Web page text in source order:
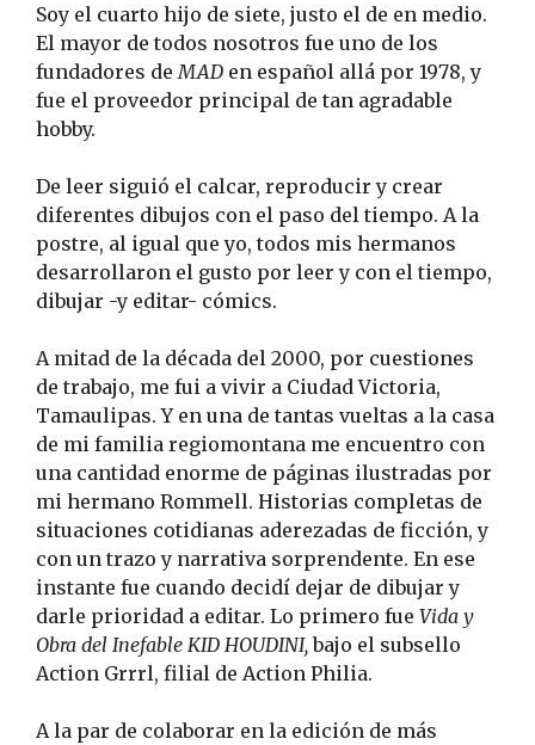
Soy el cuarto hijo de siete, justo el de en medio.
El mayor de todos nosotros fue uno de los
fundadores de MAD en español allá por 1978, y
fue el proveedor principal de tan agradable
hobby.
De leer siguió el calcar, reproducir y crear
diferentes dibujos con el paso del tiempo. A la
postre, al igual que yo, todos mis hermanos
desarrollaron el gusto por leer y con el tiempo,
dibujar -y editar- cómics.
A mitad de la década del 2000, por cuestiones
de trabajo, me fui a vivir a Ciudad Victoria,
Tamaulipas. Y en una de tantas vueltas a la casa
de mi familia regiomontana me encuentro con
una cantidad enorme de páginas ilustradas por
mi hermano Rommell. Historias completas de
situaciones cotidianas aderezadas de ficción, y
con un trazo y narrativa sorprendente. En ese
instante fue cuando decidí dejar de dibujar y
darle prioridad a editar. Lo primero fue Vida y
Obra del Inefable KID HOUDINI, bajo el subsello
Action Grrrl, filial de Action Philia.
A la par de colaborar en la edición de más